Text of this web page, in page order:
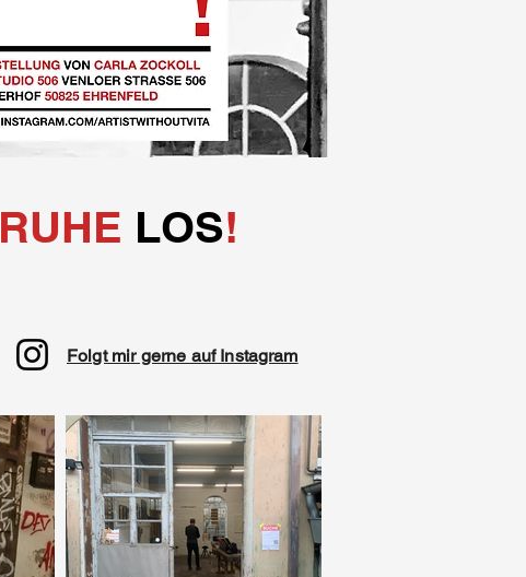
RUHE LOS!
Folgt mir gerne auf Instagram